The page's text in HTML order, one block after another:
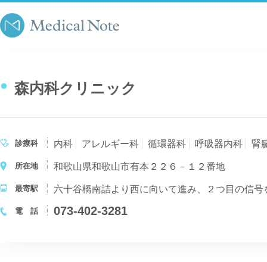
森内科クリニック
診療科 内科 アレルギー科 循環器科 呼吸器内科 腎
所在地 和歌山県和歌山市有本２２６－１２番地
最寄駅 六十谷橋南詰より西に向いて進み、２つ目の信
電 話 073-402-3281